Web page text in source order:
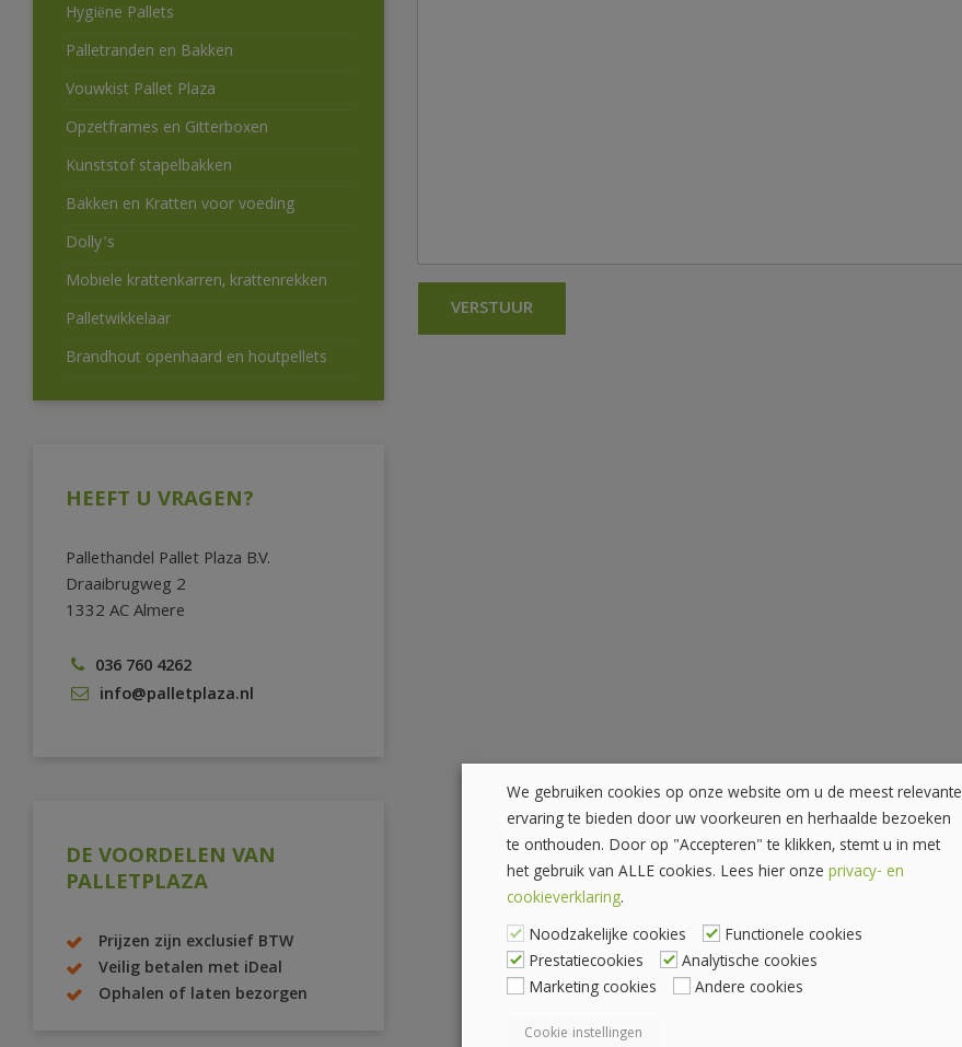
Hygiëne Pallets
Palletranden en Bakken
Vouwkist Pallet Plaza
Opzetframes en Gitterboxen
Kunststof stapelbakken
Bakken en Kratten voor voeding
Dolly’s
Mobiele krattenkarren, krattenrekken
Palletwikkelaar
Brandhout openhaard en houtpellets
HEEFT U VRAGEN?
Pallethandel Pallet Plaza B.V.
Draaibrugweg 2
1332 AC Almere
036 760 4262
info@palletplaza.nl
DE VOORDELEN VAN
PALLETPLAZA
Prijzen zijn exclusief BTW
Veilig betalen met iDeal
Ophalen of laten bezorgen
We gebruiken cookies op onze website om u de meest relevante
ervaring te bieden door uw voorkeuren en herhaalde bezoeken
te onthouden. Door op "Accepteren" te klikken, stemt u in met
het gebruik van ALLE cookies. Lees hier onze privacy- en
cookieverklaring.
Noodzakelijke cookies
Functionele cookies
Prestatiecookies
Analytische cookies
Marketing cookies
Andere cookies
Cookie instellingen